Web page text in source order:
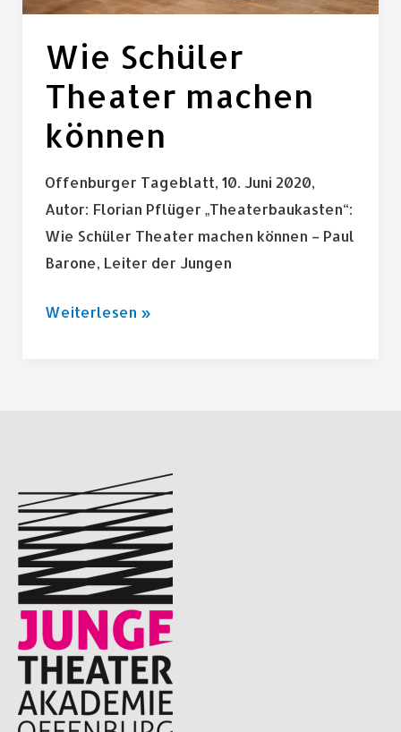
Wie Schüler
Theater machen
können
Offenburger Tageblatt, 10. Juni 2020,
Autor: Florian Pflüger „Theaterbaukasten“:
Wie Schüler Theater machen können – Paul
Barone, Leiter der Jungen
Weiterlesen »